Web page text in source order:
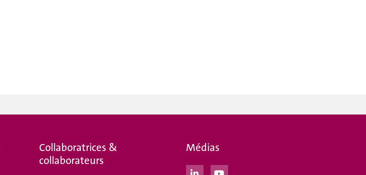
Collaboratrices &
collaborateurs
Médias